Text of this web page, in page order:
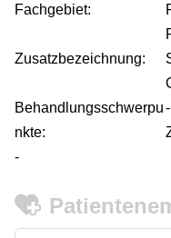
Fachgebiet:
Zusatzbezeichnung:
Behandlungsschwerpu
nkte:
-
-